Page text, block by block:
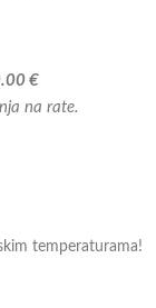
€
na rate.
temperaturama!